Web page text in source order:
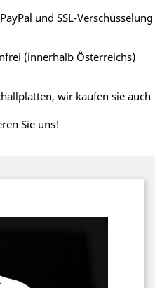
und SSL-Verschüsselung
(innerhalb Österreichs)
wir kaufen sie auch
Sie uns!